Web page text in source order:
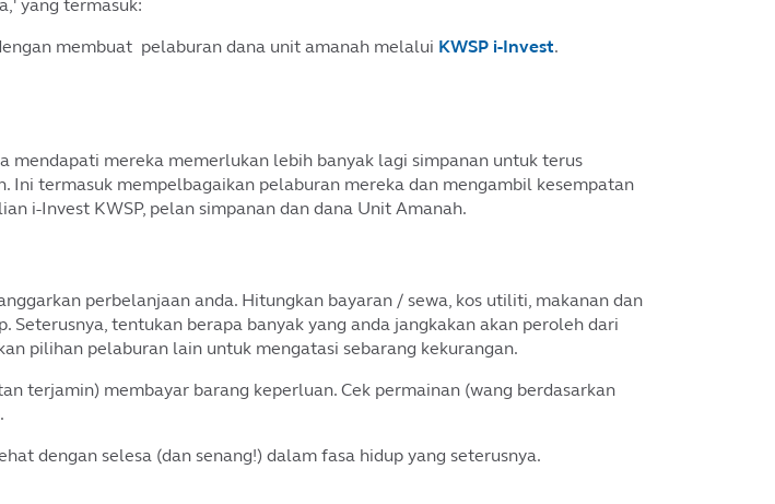
yang termasuk:
membuat pelaburan dana unit amanah melalui KWSP i-Invest.
mendapati mereka memerlukan lebih banyak lagi simpanan untuk terus
Ini termasuk mempelbagaikan pelaburan mereka dan mengambil kesempatan
i-Invest KWSP, pelan simpanan dan dana Unit Amanah.
perbelanjaan anda. Hitungkan bayaran / sewa, kos utiliti, makanan dan
tentukan berapa banyak yang anda jangkakan akan peroleh dari
pilihan pelaburan lain untuk mengatasi sebarang kekurangan.
terjamin) membayar barang keperluan. Cek permainan (wang berdasarkan
dengan selesa (dan senang!) dalam fasa hidup yang seterusnya.